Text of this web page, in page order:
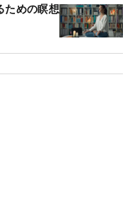
ための瞑想